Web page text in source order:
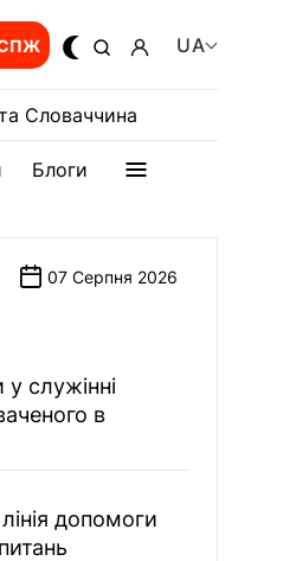
UA
Словаччина
Блоги
07 Серпня 2026
служінні
в
допомоги